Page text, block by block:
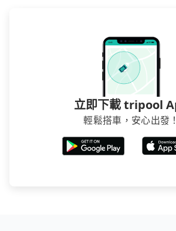
介意多花一點錢省下這些瑣碎的事，
或者國際Airbnb都值得推薦。
立即下載 tripool
輕鬆搭車，安心出發！